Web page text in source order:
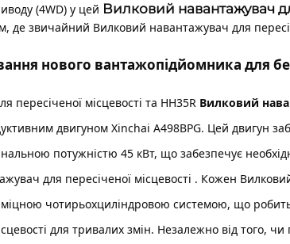
(4WD) у цей Вилковий навантажувач
де звичайний Вилковий навантажувач для
нового вантажопідйомника для
пересіченої місцевості та HH35R Вилковий
двигуном Xinchai A498BPG. Цей двигун
потужністю 45 кВт, що забезпечує
для пересіченої місцевості . Кожен
міцною чотирьохциліндровою системою, що
для тривалих змін. Незалежно від того, чи